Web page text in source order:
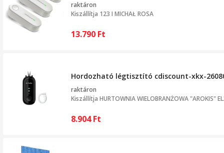
raktáron
Kiszállítja 123 I MICHAŁ ROSA
13.790 Ft
Hordozható légtisztító cdiscount-xkx-
raktáron
Kiszállítja HURTOWNIA WIELOBRANŻOWA "AROKIS"
8.904Ft